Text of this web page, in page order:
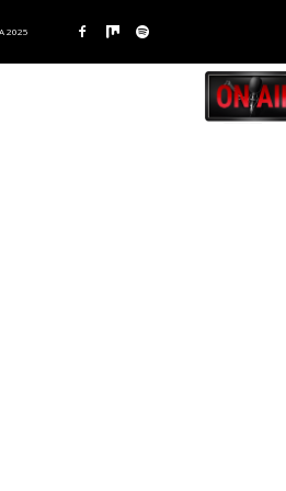
2025